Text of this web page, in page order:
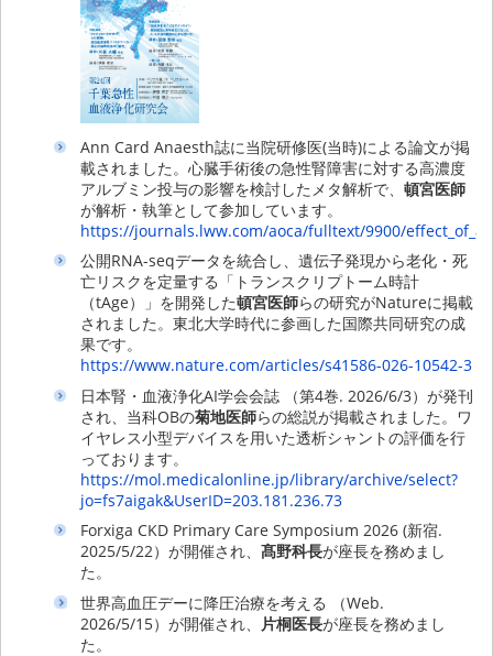
Ann Card Anaesth誌に当院研修医(当時)による論文が掲
載されました。心臓手術後の急性腎障害に対する高濃度
アルブミン投与の影響を検討したメタ解析で、頓宮医師
が解析・執筆として参加しています。
https://journals.lww.com/aoca/fulltext/9900/
公開RNA-seqデータを統合し、遺伝子発現から老化・死
亡リスクを定量する「トランスクリプトーム時計
（tAge）」を開発した頓宮医師らの研究がNatureに掲載
されました。東北大学時代に参画した国際共同研究の成
果です。
https://www.nature.com/articles/s41586-026-10542-3
日本腎・血液浄化AI学会会誌 （第4巻. 2026/6/3）が発刊
され、当科OBの菊地医師らの総説が掲載されました。ワ
イヤレス小型デバイスを用いた透析シャントの評価を行
っております。
https://mol.medicalonline.jp/library/archive/select?
jo=fs7aigak&UserID=203.181.236.73
Forxiga CKD Primary Care Symposium 2026 (新宿.
2025/5/22）が開催され、髙野科長が座長を務めまし
た。
世界高血圧デーに降圧治療を考える （Web.
2026/5/15）が開催され、 片桐医長が座長を務めまし
た。